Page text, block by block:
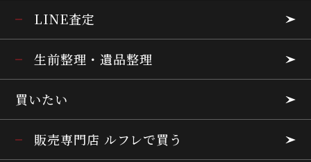
LINE査定
生前整理・遺品整理
買いたい
販売専門店 ルフレで買う